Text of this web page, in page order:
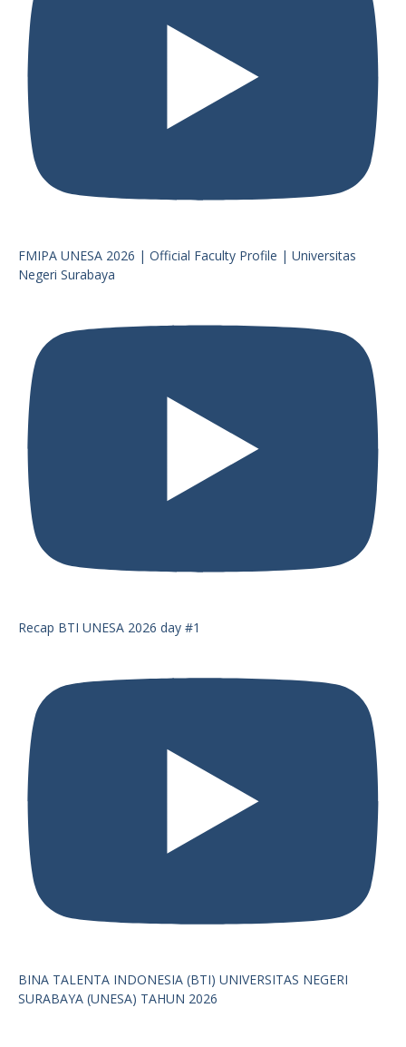
FMIPA UNESA 2026 | Official Faculty Profile | Universitas
Negeri Surabaya
Recap BTI UNESA 2026 day #1
BINA TALENTA INDONESIA (BTI) UNIVERSITAS NEGERI
SURABAYA (UNESA) TAHUN 2026